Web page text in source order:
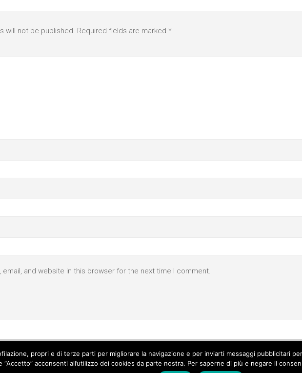
will not be published. Required fields are marked *
email, and website in this browser for the next time I comment.
propri e di terze parti per migliorare la navigazione e per inviarti messaggi pubblicitari
acconsenti all’utilizzo dei cookies da parte nostra. Per saperne di più e negare il